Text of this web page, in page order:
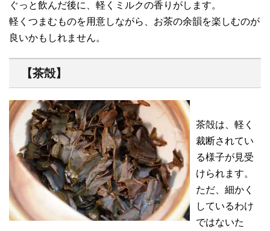
ぐっと飲んだ後に、軽くミルクの香りがします。
軽くつまむものを用意しながら、お茶の余韻を楽しむのが
良いかもしれません。
【茶殻】
茶殻は、軽く
裁断されてい
る様子が見受
けられます。
ただ、細かく
しているわけ
ではないた